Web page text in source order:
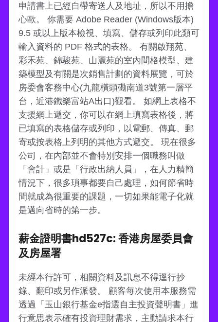
申請書上已經自帶寄送人及地址，所以不用擔
心歐。 你需要 Adobe Reader (Windows版本)
9.5 或以上版本檢視、填寫、儲存或列印此類可
輸入資料的 PDF 格式的表格。 有關啟翔苑、
彩禾苑、錦駿苑、山麗苑的室內間格模型、建
築模型及有關是次銷售計劃的資料展覽，可於
房委會客務中心(九龍橫頭磡南道3號第一層平
台，近港鐵樂富站A出口)觀看。 如網上表格不
支援網上遞交，你可以在網上填寫表格後，將
已填寫的表格儲存或列印，以電郵、傳真、郵
寄或按表格上列明的其他方式遞交。 現在很多
公司，在內部並不會特別安排一個職務叫做
「會計」或是「行政出納人員」，在人力精簡
情況下，很多瑣事都要自己處理，如何節省時
間就成為很重要的課題，一切如果能電子化就
是邁向省時的第一步。
薪金證明書hd527c: 香港房屋委員會
及房屋署
未經本行許可，相關資料及訊息不得逕行抄
錄、翻印或另作派發。 顧客每次使用本服務需
透過「玉山銀行基金e指選自主投資聲明書」進
行意思表示確有投資理財需求，主動請求本行